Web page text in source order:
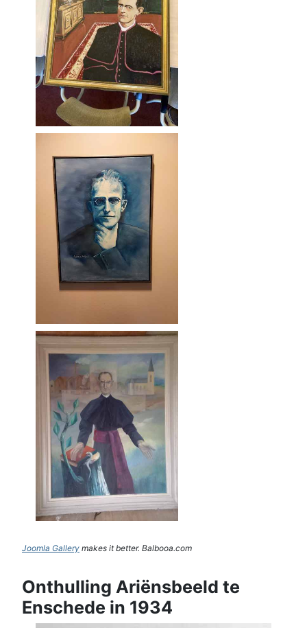
Joomla Gallery makes it better. Balbooa.com
Onthulling Ariënsbeeld te
Enschede in 1934